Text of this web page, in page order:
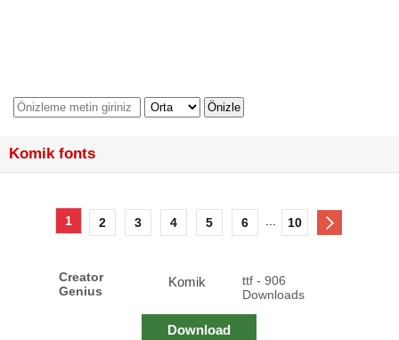
Komik fonts
1 2 3 4 5 6 10
Creator
Genius
Komik
ttf - 906
Downloads
Download